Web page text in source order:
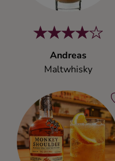
Andreas
Maltwhisky